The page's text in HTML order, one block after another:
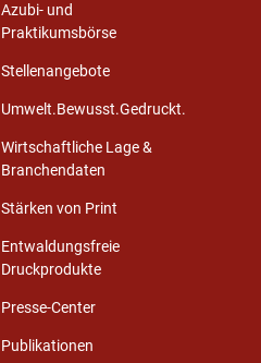
Azubi- und
Praktikumsbörse
Stellenangebote
Umwelt.Bewusst.Gedruckt.
Wirtschaftliche Lage &
Branchendaten
Stärken von Print
Entwaldungsfreie
Druckprodukte
Presse-Center
Publikationen